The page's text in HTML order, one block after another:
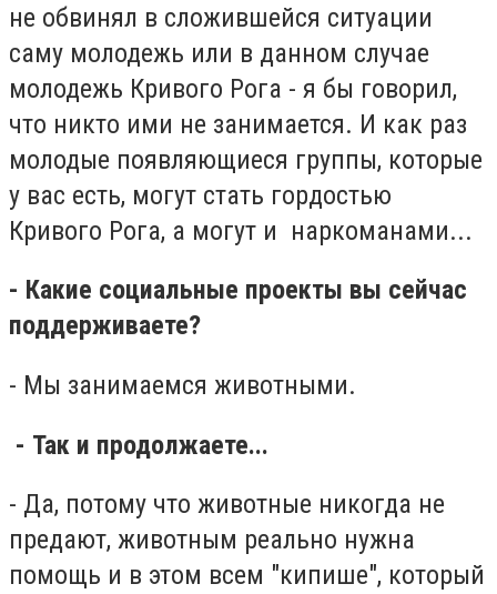
не обвинял в сложившейся ситуации
саму молодежь или в данном случае
молодежь Кривого Рога - я бы говорил,
что никто ими не занимается. И как раз
молодые появляющиеся группы, которые
у вас есть, могут стать гордостью
Кривого Рога, а могут и наркоманами...
- Какие социальные проекты вы сейчас
поддерживаете?
- Мы занимаемся животными.
- Так и продолжаете...
- Да, потому что животные никогда не
предают, животным реально нужна
помощь и в этом всем "кипише", который